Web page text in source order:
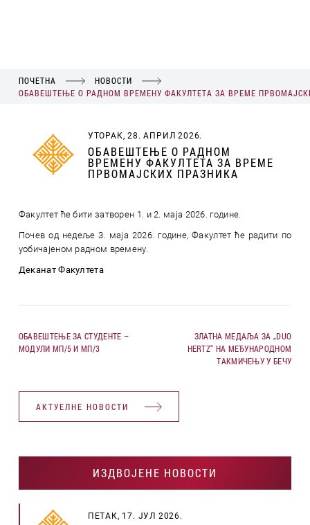
ПОЧЕТНА
НОВОСТИ
ОБАВЕШТЕЊЕ О РАДНОМ ВРЕМЕНУ ФАКУЛТЕТА ЗА ВРЕМЕ
УТОРАК, 28. АПРИЛ 2026.
ОБАВЕШТЕЊЕ О РАДНОМ
ВРЕМЕНУ ФАКУЛТЕТА ЗА ВРЕМЕ
ПРВОМАЈСКИХ ПРАЗНИКА
Факултет ће бити затворен 1. и 2. маја 2026. године.
Почев од недеље 3. маја 2026. године, Факултет ће радити по
уобичајеном радном времену.
Деканат Факултета
ОБАВЕШТЕЊЕ ЗА СТУДЕНТЕ –
МОДУЛИ МП/5 И МП/3
ЗЛАТНА МЕДАЉА ЗА „DUO
HERTZ“ НА МЕЂУНАРОДНОМ
ТАКМИЧЕЊУ У БЕЧУ
АКТУЕЛНЕ НОВОСТИ
ИЗДВОЈЕНЕ НОВОСТИ
ПЕТАК, 17. ЈУЛ 2026.